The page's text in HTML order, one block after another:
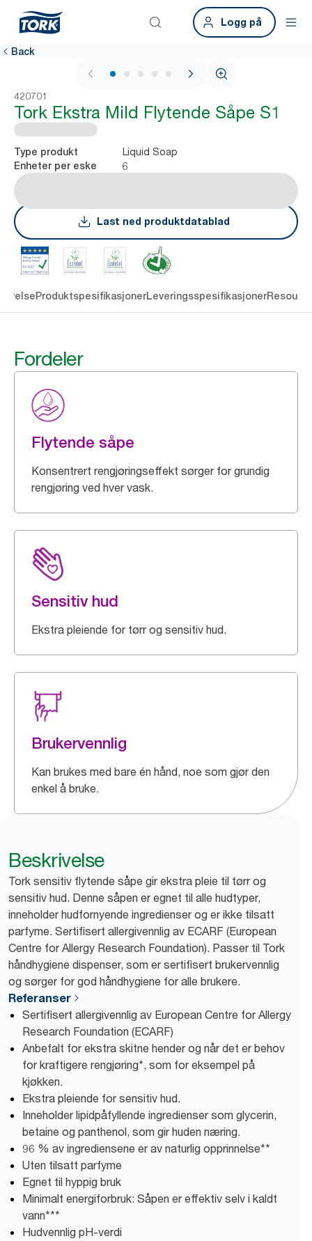
Logg på
Back
1 / 6
420701
Tork Ekstra Mild Flytende Såpe S1
Type produkt Liquid Soap
Enheter per eske 6
Last ned produktdatablad
ProduktspesifikasjonerLeveringsspesifikasjoner
Fordeler
Flytende såpe
Konsentrert rengjøringseffekt sørger for grundig
rengjøring ved hver vask.
Sensitiv hud
Ekstra pleiende for tørr og sensitiv hud.
Brukervennlig
Kan brukes med bare én hånd, noe som gjør den
enkel å bruke.
Beskrivelse
Tork sensitiv flytende såpe gir ekstra pleie til tørr og
sensitiv hud. Denne såpen er egnet til alle hudtyper,
inneholder hudfornyende ingredienser og er ikke tilsatt
parfyme. Sertifisert allergivennlig av ECARF (European
Centre for Allergy Research Foundation). Passer til Tork
håndhygiene dispenser, som er sertifisert brukervennlig
og sørger for god håndhygiene for alle brukere.
Referanser
Sertifisert allergivennlig av European Centre for Allergy
Research Foundation (ECARF)
Anbefalt for ekstra skitne hender og når det er behov
for kraftigere rengjøring*, som for eksempel på
kjøkken.
Ekstra pleiende for sensitiv hud.
Inneholder lipidpåfyllende ingredienser som glycerin,
betaine og panthenol, som gir huden næring.
96 % av ingrediensene er av naturlig opprinnelse**
Uten tilsatt parfyme
Egnet til hyppig bruk
Minimalt energiforbruk: Såpen er effektiv selv i kaldt
vann***
Hudvennlig pH-verdi